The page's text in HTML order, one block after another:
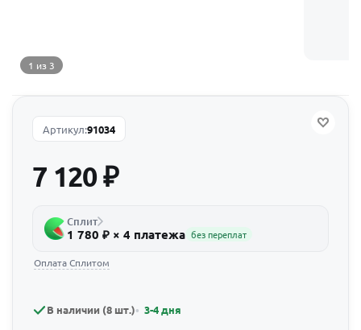
1 из 3
Артикул:91034
7 120₽
Сплит
1 780 ₽ × 4 платежа без переплат
Оплата Сплитом
В наличии (8 шт.) 3-4 дня